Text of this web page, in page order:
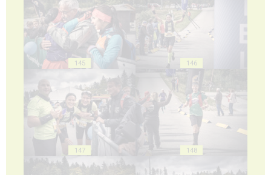
145 146
147 148